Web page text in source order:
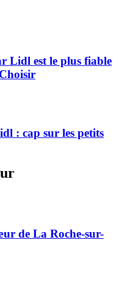
Lidl est le plus fiable
: cap sur les petits
de La Roche-sur-